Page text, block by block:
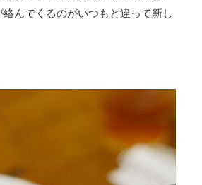
んでくるのがいつもと違って新し